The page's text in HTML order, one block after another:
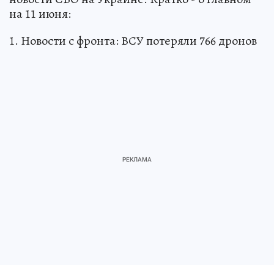
на 11 июня:
1. Новости с фронта: ВСУ потеряли 766 дронов